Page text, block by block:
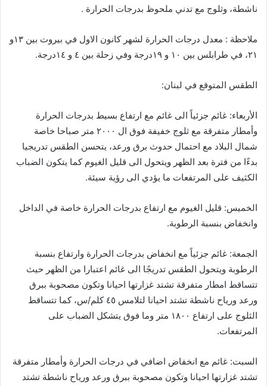
ناشطة، وثلوج مع تدني ملحوظ بدرجات الحرارة .
ملاحظة : معدل درجات الحرارة لشهر كانون الاول في بيروت بين ١٣و
٢١، في طرابلس بين ١٠ و ١٩درجة وفي زحلة بين ٤ و ١٤درجة.
الطقس المتوقع في لبنان:
الأربعاء: غائم جزئياً الى غائم مع ارتفاع بسيط بدرجات الحرارة
وأمطار متفرقة مع ثلوج خفيفة فوق ال ٢٠٠٠ متر صباحا خاصة
شمال البلاد مع احتمال حدوث برق ورعد، يتحسن الطقس تدريجيا
بدءًا من فترة بعد الظهر ويتحول الى قليل الغيوم كما يتكون الضباب
الكثيف على المرتفعات ما يؤدي الى رؤية سيئة.
الخميس: قليل الغيوم مع ارتفاع بدرجات الحرارة خاصة في الداخل
وانخفاض بنسبة الرطوبة.
الجمعة: غائم جزئياً مع انخفاض بدرجات الحرارة وارتفاع بنسبة
الرطوبة ويتحول الطقس تدريجًا الى غائم اعتبارا من الظهر حيث
تتساقط امطار متفرقة تشتد غزارتها احيانا وتكون مصحوبة ببرق
ورعد ورياح ناشطة تشتد احيانا لتلامس ٤٥ كلم/س، كما تتساقط
الثلوج على ارتفاع ١٨٠٠ متر وما فوق يتشكل الضباب على
المرتفعات.
السبت: غائم مع انخفاض اضافي في درجات الحرارة وأمطار متفرقة
تشتد غزارتها احيانا وتكون مصحوبة ببرق ورعد ورياح ناشطة تشتد